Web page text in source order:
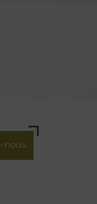
nous